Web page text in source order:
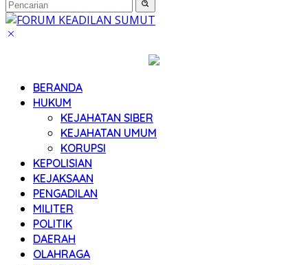
BERANDA
HUKUM
KEJAHATAN SIBER
KEJAHATAN UMUM
KORUPSI
KEPOLISIAN
KEJAKSAAN
PENGADILAN
MILITER
POLITIK
DAERAH
OLAHRAGA